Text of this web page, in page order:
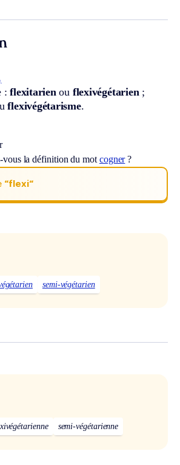
:flexitarien ou flexivégétarien ;
flexivégétarisme.
vous la définition du mot cogner?
“flexi“
semi-végétarien
semi-végétarienne